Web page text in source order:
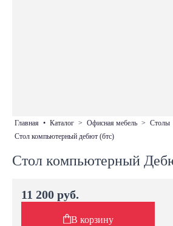
главная • каталог > офисная мебель > столы
стол компьютерный дебют (бтс)
Стол компьютерный
11 200 руб.
В корзину